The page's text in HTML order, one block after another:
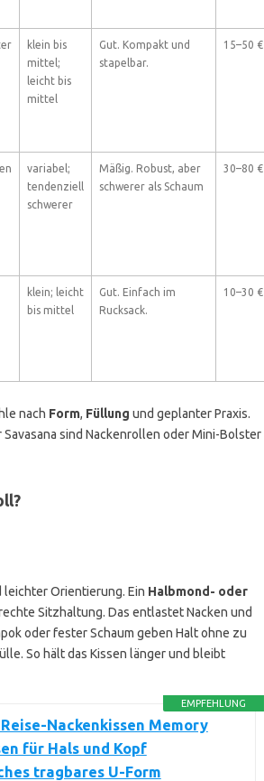
klein bis
mittel;
leicht bis
mittel
Gut. Kompakt und
stapelbar.
15–50 €
variabel;
tendenziell
schwerer
Mäßig. Robust, aber
schwerer als Schaum
30–80 €
klein; leicht
bis mittel
Gut. Einfach im
Rucksack.
10–30 €
nach Form, Füllung und geplanter Praxis.
sind Nackenrollen oder Mini-Bolster
leichter Orientierung. Ein Halbmond- oder
Sitzhaltung. Das entlastet Nacken und
oder fester Schaum geben Halt ohne zu
So hält das Kissen länger und bleibt
EMPFEHLUNG
Nackenkissen Memory
für Hals und Kopf
tragbares U-Form